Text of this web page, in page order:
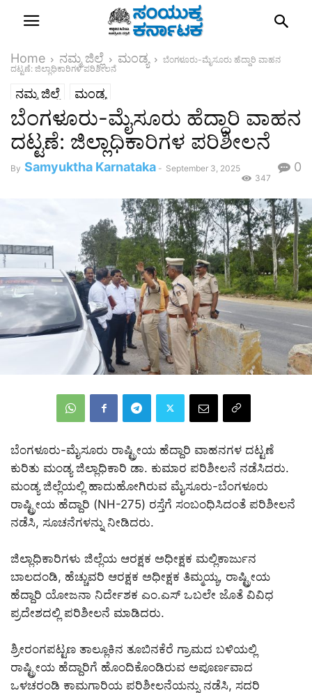
Home ನಮ್ಮ ಜಿಲ್ಲೆ ಮಂಡ್ಯ
ಬೆಂಗಳೂರು-ಮೈಸೂರು ಹೆದ್ದಾರಿ ವಾಹನ
ದಟ್ಟಣೆ: ಜಿಲ್ಲಾಧಿಕಾರಿಗಳ ಪರಿಶೀಲನೆ
ನಮ್ಮ ಜಿಲ್ಲೆ ಮಂಡ್ಯ
ಬೆಂಗಳೂರು-ಮೈಸೂರು ಹೆದ್ದಾರಿ ವಾಹನ
ದಟ್ಟಣೆ: ಜಿಲ್ಲಾಧಿಕಾರಿಗಳ ಪರಿಶೀಲನೆ
By Samyuktha Karnataka - September 3, 2025 0
347
ಬೆಂಗಳೂರು-ಮೈಸೂರು ರಾಷ್ಟ್ರೀಯ ಹೆದ್ದಾರಿ ವಾಹನಗಳ ದಟ್ಟಣೆ
ಕುರಿತು ಮಂಡ್ಯ ಜಿಲ್ಲಾಧಿಕಾರಿ ಡಾ. ಕುಮಾರ ಪರಿಶೀಲನೆ ನಡೆಸಿದರು.
ಮಂಡ್ಯ ಜಿಲ್ಲೆಯಲ್ಲಿ ಹಾದುಹೋಗಿರುವ ಮೈಸೂರು-ಬೆಂಗಳೂರು
ರಾಷ್ಟ್ರೀಯ ಹೆದ್ದಾರಿ (NH-275) ರಸ್ತೆಗೆ ಸಂಬಂಧಿಸಿದಂತೆ ಪರಿಶೀಲನೆ
ನಡೆಸಿ, ಸೂಚನೆಗಳನ್ನು ನೀಡಿದರು.
ಜಿಲ್ಲಾಧಿಕಾರಿಗಳು ಜಿಲ್ಲೆಯ ಆರಕ್ಷಕ ಅಧೀಕ್ಷಕ ಮಲ್ಲಿಕಾರ್ಜುನ
ಬಾಲದಂಡಿ, ಹೆಚ್ಚುವರಿ ಆರಕ್ಷಕ ಅಧೀಕ್ಷಕ ತಿಮ್ಮಯ್ಯ, ರಾಷ್ಟ್ರೀಯ
ಹೆದ್ದಾರಿ ಯೋಜನಾ ನಿರ್ದೇಶಕ ಎಂ.ಎಸ್ ಒಬಲೇ ಜೊತೆ ವಿವಿಧ
ಪ್ರದೇಶದಲ್ಲಿ ಪರಿಶೀಲನೆ ಮಾಡಿದರು.
ಶ್ರೀರಂಗಪಟ್ಟಣ ತಾಲ್ಲೂಕಿನ ತೂಬಿನಕೆರೆ ಗ್ರಾಮದ ಬಳಿಯಲ್ಲಿ
ರಾಷ್ಟ್ರೀಯ ಹೆದ್ದಾರಿಗೆ ಹೊಂದಿಕೊಂಡಿರುವ ಅಪೂರ್ಣವಾದ
ಒಳಚರಂಡಿ ಕಾಮಗಾರಿಯ ಪರಿಶೀಲನೆಯನ್ನು ನಡೆಸಿ, ಸದರಿ